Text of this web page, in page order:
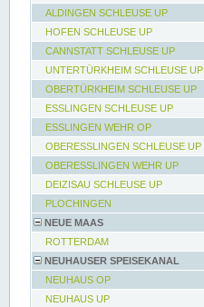
ALDINGEN SCHLEUSE UP
HOFEN SCHLEUSE UP
CANNSTATT SCHLEUSE UP
UNTERTÜRKHEIM SCHLEUSE UP
OBERTÜRKHEIM SCHLEUSE UP
ESSLINGEN SCHLEUSE UP
ESSLINGEN WEHR OP
OBERESSLINGEN SCHLEUSE UP
OBERESSLINGEN WEHR UP
DEIZISAU SCHLEUSE UP
PLOCHINGEN
NEUE MAAS
ROTTERDAM
NEUHAUSER SPEISEKANAL
NEUHAUS OP
NEUHAUS UP